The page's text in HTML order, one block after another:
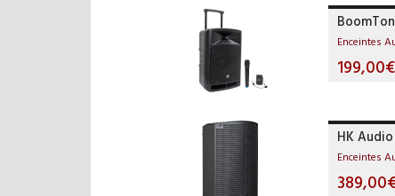
Enceintes
199,00€
HK
Enceintes